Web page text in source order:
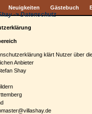
Neuigkeiten Gästebuch
-> Datenschutz
klärt Nutzer über
Anbieter
Shay